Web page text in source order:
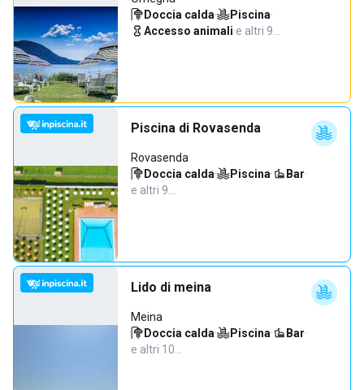
Doccia calda· Piscina·
Accesso animali·e altri 9…
Piscina di Rovasenda
Rovasenda
Doccia calda· Piscina· Bar·
e altri 9…
Lido di meina
Meina
Doccia calda· Piscina· Bar·
e altri 10…